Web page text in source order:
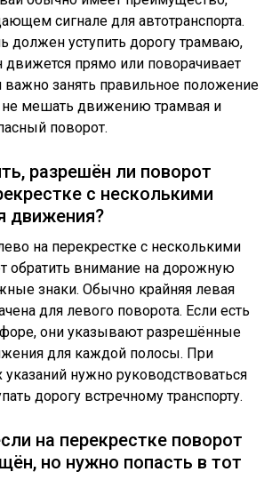
сигнале для автотранспорта.
должен уступить дорогу трамваю,
движется прямо или поворачивает
важно занять правильное положение
не мешать движению трамвая и
поворот.
разрешён ли поворот
с несколькими
движения?
на перекрестке с несколькими
обратить внимание на дорожную
знаки. Обычно крайняя левая
для левого поворота. Если есть
они указывают разрешённые
для каждой полосы. При
указаний нужно руководствоваться
дорогу встречному транспорту.
на перекрестке поворот
но нужно попасть в тот